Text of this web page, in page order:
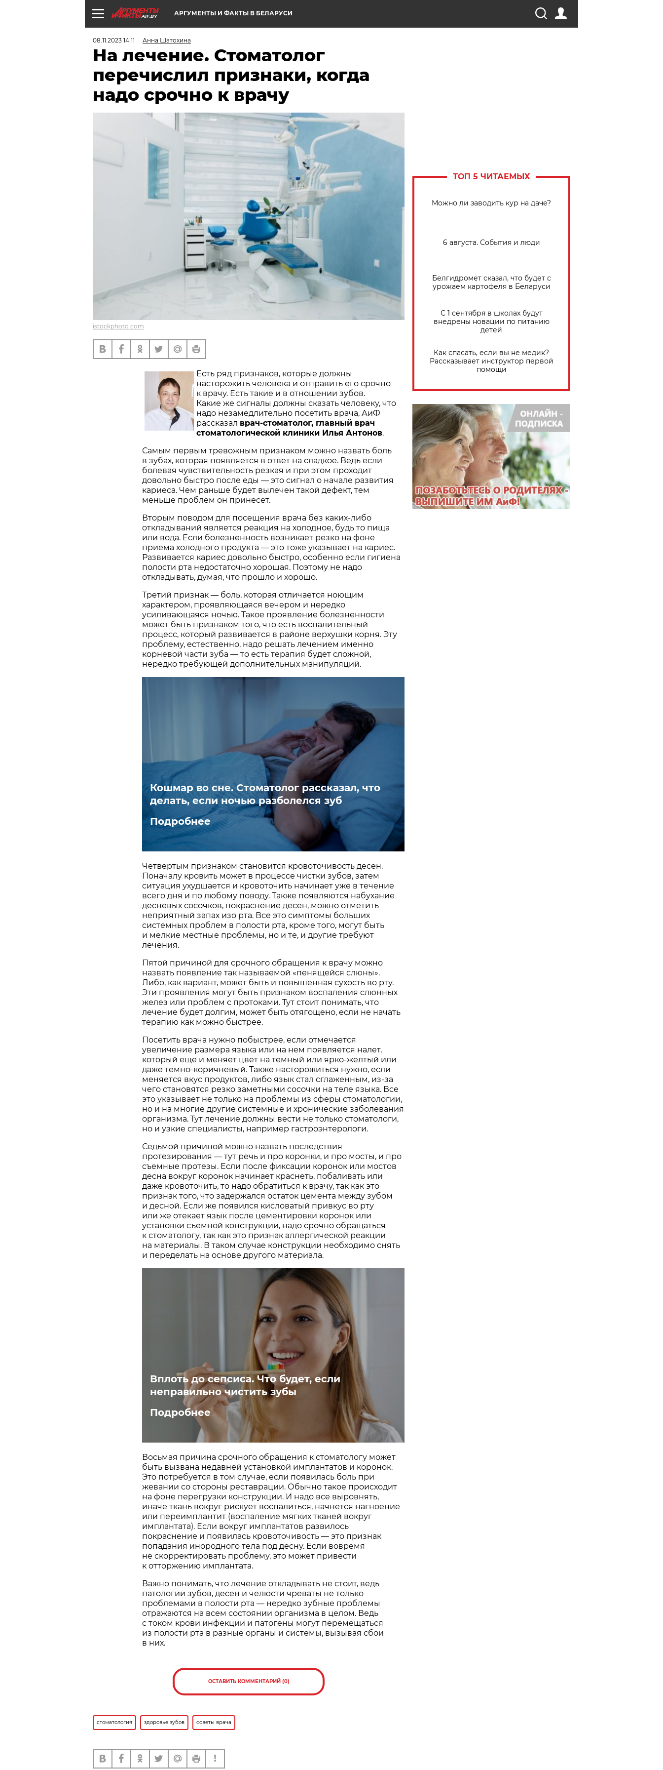
AIF.BY АРГУМЕНТЫ И ФАКТЫ В БЕЛАРУСИ
08.11.2023 14:11 Анна Шатохина
На лечение. Стоматолог
перечислил признаки, когда
надо срочно к врачу
istockphoto.com
Есть ряд признаков, которые должны
насторожить человека и отправить его срочно
к врачу. Есть такие и в отношении зубов.
Какие же сигналы должны сказать человеку, что
надо незамедлительно посетить врача, АиФ
рассказал врач-стоматолог, главный врач
стоматологической клиники Илья Антонов.
Самым первым тревожным признаком можно назвать боль
в зубах, которая появляется в ответ на сладкое. Ведь если
болевая чувствительность резкая и при этом проходит
довольно быстро после еды — это сигнал о начале развития
кариеса. Чем раньше будет вылечен такой дефект, тем
меньше проблем он принесет.
Вторым поводом для посещения врача без каких-либо
откладываний является реакция на холодное, будь то пища
или вода. Если болезненность возникает резко на фоне
приема холодного продукта — это тоже указывает на кариес.
Развивается кариес довольно быстро, особенно если гигиена
полости рта недостаточно хорошая. Поэтому не надо
откладывать, думая, что прошло и хорошо.
Третий признак — боль, которая отличается ноющим
характером, проявляющаяся вечером и нередко
усиливающаяся ночью. Такое проявление болезненности
может быть признаком того, что есть воспалительный
процесс, который развивается в районе верхушки корня. Эту
проблему, естественно, надо решать лечением именно
корневой части зуба — то есть терапия будет сложной,
нередко требующей дополнительных манипуляций.
Кошмар во сне. Стоматолог рассказал, что
делать, если ночью разболелся зуб
Подробнее
Четвертым признаком становится кровоточивость десен.
Поначалу кровить может в процессе чистки зубов, затем
ситуация ухудшается и кровоточить начинает уже в течение
всего дня и по любому поводу. Также появляются набухание
десневых сосочков, покраснение десен, можно отметить
неприятный запах изо рта. Все это симптомы больших
системных проблем в полости рта, кроме того, могут быть
и мелкие местные проблемы, но и те, и другие требуют
лечения.
Пятой причиной для срочного обращения к врачу можно
назвать появление так называемой «пенящейся слюны».
Либо, как вариант, может быть и повышенная сухость во рту.
Эти проявления могут быть признаком воспаления слюнных
желез или проблем с протоками. Тут стоит понимать, что
лечение будет долгим, может быть отягощено, если не начать
терапию как можно быстрее.
Посетить врача нужно побыстрее, если отмечается
увеличение размера языка или на нем появляется налет,
который еще и меняет цвет на темный или ярко-желтый или
даже темно-коричневый. Также насторожиться нужно, если
меняется вкус продуктов, либо язык стал сглаженным, из-за
чего становятся резко заметными сосочки на теле языка. Все
это указывает не только на проблемы из сферы стоматологии,
но и на многие другие системные и хронические заболевания
организма. Тут лечение должны вести не только стоматологи,
но и узкие специалисты, например гастроэнтерологи.
Седьмой причиной можно назвать последствия
протезирования — тут речь и про коронки, и про мосты, и про
съемные протезы. Если после фиксации коронок или мостов
десна вокруг коронок начинает краснеть, побаливать или
даже кровоточить, то надо обратиться к врачу, так как это
признак того, что задержался остаток цемента между зубом
и десной. Если же появился кисловатый привкус во рту
или же отекает язык после цементировки коронок или
установки съемной конструкции, надо срочно обращаться
к стоматологу, так как это признак аллергической реакции
на материалы. В таком случае конструкции необходимо снять
и переделать на основе другого материала.
Вплоть до сепсиса. Что будет, если
неправильно чистить зубы
Подробнее
Восьмая причина срочного обращения к стоматологу может
быть вызвана недавней установкой имплантатов и коронок.
Это потребуется в том случае, если появилась боль при
жевании со стороны реставрации. Обычно такое происходит
на фоне перегрузки конструкции. И надо все выровнять,
иначе ткань вокруг рискует воспалиться, начнется нагноение
или переимплантит (воспаление мягких тканей вокруг
имплантата). Если вокруг имплантатов развилось
покраснение и появилась кровоточивость — это признак
попадания инородного тела под десну. Если вовремя
не скорректировать проблему, это может привести
к отторжению имплантата.
Важно понимать, что лечение откладывать не стоит, ведь
патологии зубов, десен и челюсти чреваты не только
проблемами в полости рта — нередко зубные проблемы
отражаются на всем состоянии организма в целом. Ведь
с током крови инфекции и патогены могут перемещаться
из полости рта в разные органы и системы, вызывая сбои
в них.
ОСТАВИТЬ КОММЕНТАРИЙ (0)
стоматология здоровье зубов советы врача
ТОП 5 ЧИТАЕМЫХ
Можно ли заводить кур на даче?
6 августа. События и люди
Белгидромет сказал, что будет с
урожаем картофеля в Беларуси
С 1 сентября в школах будут
внедрены новации по питанию
детей
Как спасать, если вы не медик?
Рассказывает инструктор первой
помощи